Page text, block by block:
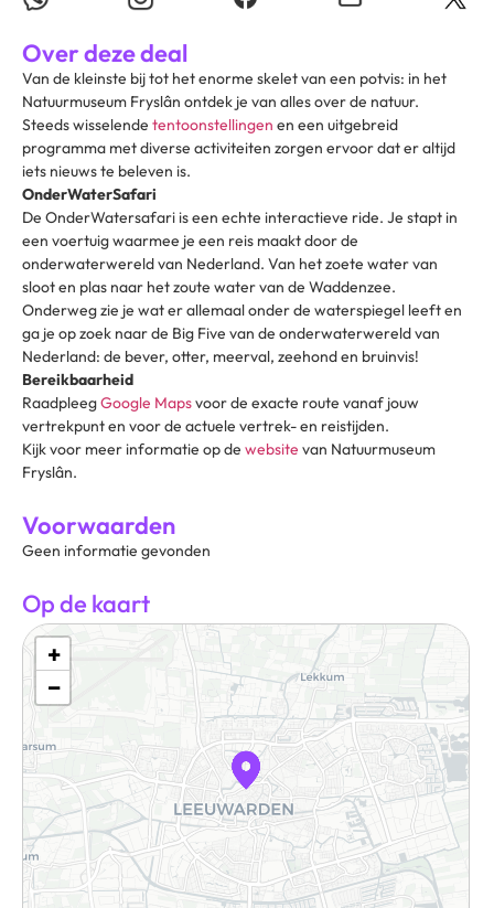
Over deze deal
Van de kleinste bij tot het enorme skelet van een potvis: in het
Natuurmuseum Fryslân ontdek je van alles over de natuur.
Steeds wisselende tentoonstellingen en een uitgebreid
programma met diverse activiteiten zorgen ervoor dat er altijd
iets nieuws te beleven is.
OnderWaterSafari
De OnderWatersafari is een echte interactieve ride. Je stapt in
een voertuig waarmee je een reis maakt door de
onderwaterwereld van Nederland. Van het zoete water van
sloot en plas naar het zoute water van de Waddenzee.
Onderweg zie je wat er allemaal onder de waterspiegel leeft en
ga je op zoek naar de Big Five van de onderwaterwereld van
Nederland: de bever, otter, meerval, zeehond en bruinvis!
Bereikbaarheid
RaadpleegGoogle Mapsvoor de exacte route vanaf jouw
vertrekpunt en voor de actuele vertrek- en reistijden.
Kijk voor meer informatie op de website van Natuurmuseum
Fryslân.
Voorwaarden
Geen informatie gevonden
Op de kaart
+
−